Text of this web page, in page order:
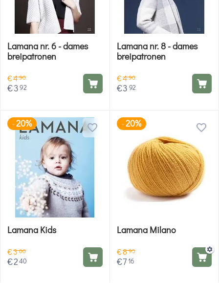
Lamana nr. 6 - dames
breipatronen
€490
€392
Lamana nr. 8 - dames
breipatronen
€490
€3 92
-20%
Lamana Kids
€300
€240
-20%
Lamana Milano
€895
€716